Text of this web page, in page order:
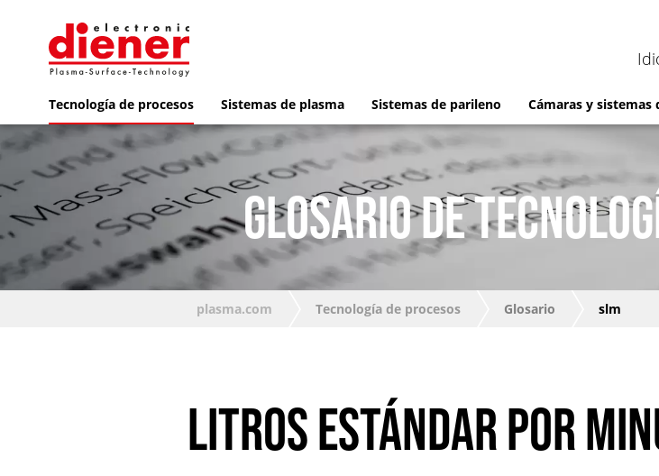
Tecnología de procesos Sistemas de plasma Sistemas de parileno Cámaras y sistemas
GLOSARIO DE
plasma.com Tecnología de procesos Glosario slm
LITROS ESTÁNDAR POR